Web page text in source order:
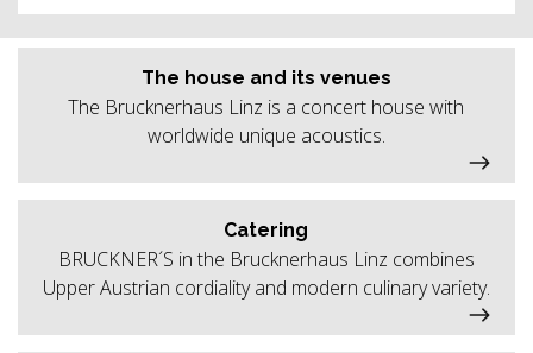
The house and its venues
The Brucknerhaus Linz is a concert house with
worldwide unique acoustics.
Catering
BRUCKNER´S in the Brucknerhaus Linz combines
Upper Austrian cordiality and modern culinary variety.